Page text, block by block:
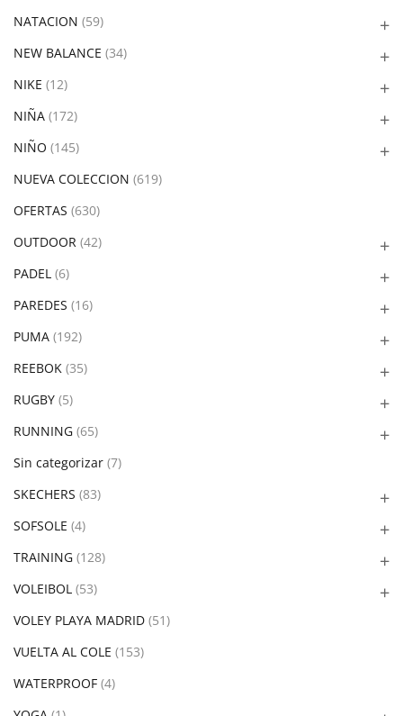
NATACION (59)
NEW BALANCE (34)
NIKE (12)
NIÑA (172)
NIÑO (145)
NUEVA COLECCION (619)
OFERTAS (630)
OUTDOOR (42)
PADEL (6)
PAREDES (16)
PUMA (192)
REEBOK (35)
RUGBY (5)
RUNNING (65)
Sin categorizar (7)
SKECHERS (83)
SOFSOLE (4)
TRAINING (128)
VOLEIBOL (53)
VOLEY PLAYA MADRID (51)
VUELTA AL COLE (153)
WATERPROOF (4)